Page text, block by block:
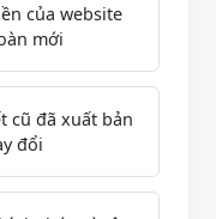
của website
mới
cũ đã xuất bản
đổi